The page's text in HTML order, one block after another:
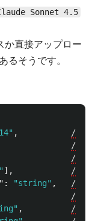
Sonnet 4.5
か直接アップロー
るそうです。
, //
//
//
], //
: "string" , //
//
, //